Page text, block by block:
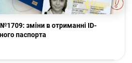
зміни в отриманні ID-
паспорта